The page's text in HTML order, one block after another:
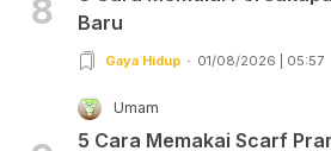
8
Baru
Gaya Hidup 01/08/2026 | 05:57
Umam
5 Cara Memakai Scarf